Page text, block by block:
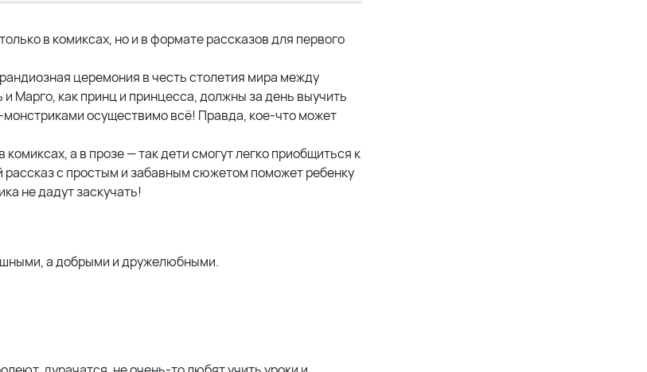
в комиксах, но и в формате рассказов для первого
церемония в честь столетия мира между
Марго, как принц и принцесса, должны за день выучить
осуществимо всё! Правда, кое-что может
а в прозе — так дети смогут легко приобщиться к
с простым и забавным сюжетом поможет ребенку
не дадут заскучать!
а добрыми и дружелюбными.